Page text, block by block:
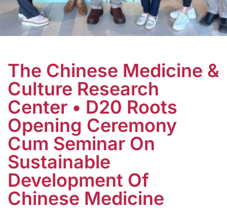
The Chinese Medicine &
Culture Research
Center • D20 Roots
Opening Ceremony
Cum Seminar On
Sustainable
Development Of
Chinese Medicine